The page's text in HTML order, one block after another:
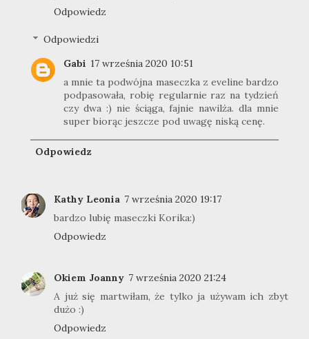
Odpowiedz
Odpowiedzi
Gabi 17 września 2020 10:51
a mnie ta podwójna maseczka z eveline bardzo
podpasowała, robię regularnie raz na tydzień
czy dwa :) nie ściąga, fajnie nawilża. dla mnie
super biorąc jeszcze pod uwagę niską cenę.
Odpowiedz
Kathy Leonia 7 września 2020 19:17
bardzo lubię maseczki Korika:)
Odpowiedz
Okiem Joanny 7 września 2020 21:24
A już się martwiłam, że tylko ja używam ich zbyt
dużo :)
Odpowiedz